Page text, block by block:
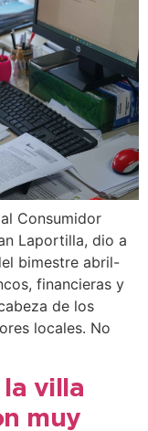
Consumidor
Laportilla, dio a
bimestre abril-
financieras y
de los
locales. No
la villa
muy